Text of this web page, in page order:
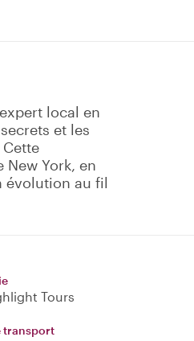
local en
et les
York, en
évolution au fil
Tours
transport